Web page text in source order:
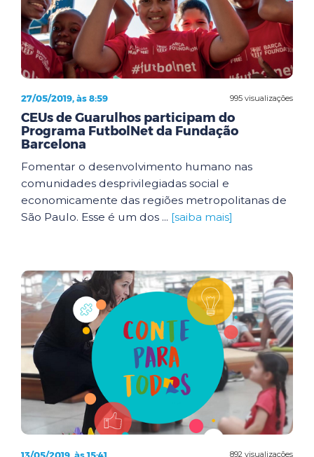
995 visualizações
27/05/2019, às 8:59
CEUs de Guarulhos participam do
Programa FutbolNet da Fundação
Barcelona
Fomentar o desenvolvimento humano nas
comunidades desprivilegiadas social e
economicamente das regiões metropolitanas de
São Paulo. Esse é um dos ... [saiba mais]
892 visualizações
13/05/2019, às 15:41